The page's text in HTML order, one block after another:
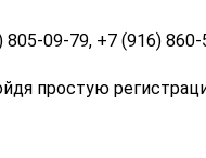
09-79, +7 (916)
простую